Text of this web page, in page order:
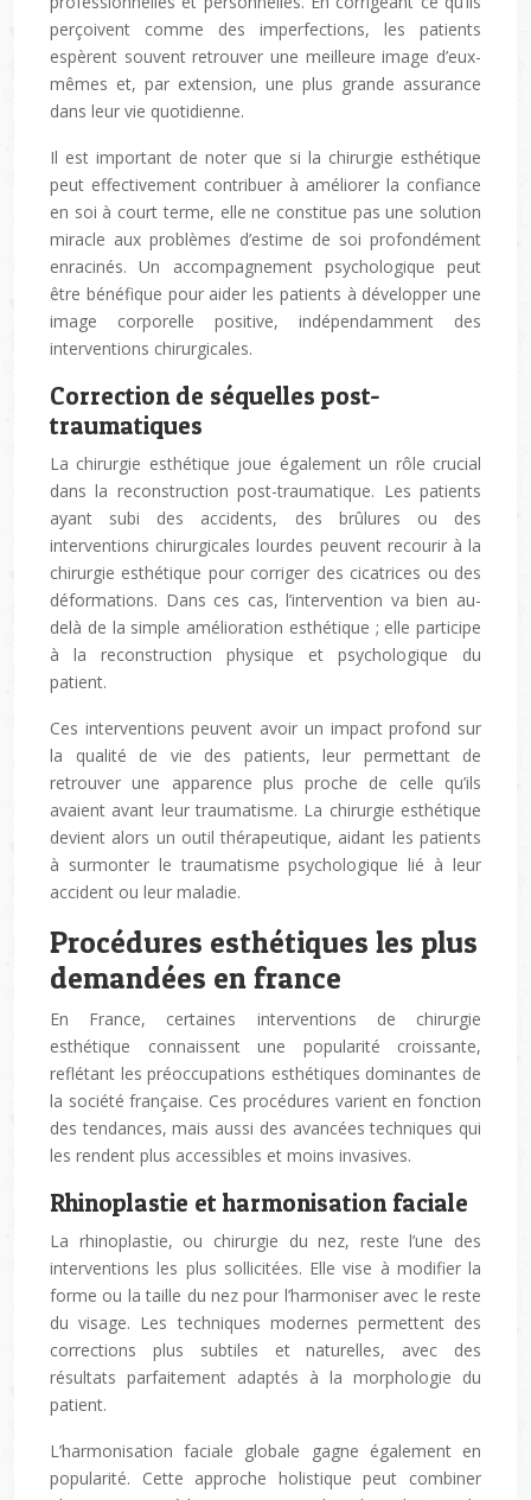
perçoivent comme des imperfections, les patients
espèrent souvent retrouver une meilleure image d’eux-
mêmes et, par extension, une plus grande assurance
dans leur vie quotidienne.
Il est important de noter que si la chirurgie esthétique
peut effectivement contribuer à améliorer la confiance
en soi à court terme, elle ne constitue pas une solution
miracle aux problèmes d’estime de soi profondément
enracinés. Un accompagnement psychologique peut
être bénéfique pour aider les patients à développer une
image corporelle positive, indépendamment des
interventions chirurgicales.
Correction de séquelles post-
traumatiques
La chirurgie esthétique joue également un rôle crucial
dans la reconstruction post-traumatique. Les patients
ayant subi des accidents, des brûlures ou des
interventions chirurgicales lourdes peuvent recourir à la
chirurgie esthétique pour corriger des cicatrices ou des
déformations. Dans ces cas, l’intervention va bien au-
delà de la simple amélioration esthétique ; elle participe
à la reconstruction physique et psychologique du
patient.
Ces interventions peuvent avoir un impact profond sur
la qualité de vie des patients, leur permettant de
retrouver une apparence plus proche de celle qu’ils
avaient avant leur traumatisme. La chirurgie esthétique
devient alors un outil thérapeutique, aidant les patients
à surmonter le traumatisme psychologique lié à leur
accident ou leur maladie.
Procédures esthétiques les plus
demandées en france
En France, certaines interventions de chirurgie
esthétique connaissent une popularité croissante,
reflétant les préoccupations esthétiques dominantes de
la société française. Ces procédures varient en fonction
des tendances, mais aussi des avancées techniques qui
les rendent plus accessibles et moins invasives.
Rhinoplastie et harmonisation faciale
La rhinoplastie, ou chirurgie du nez, reste l’une des
interventions les plus sollicitées. Elle vise à modifier la
forme ou la taille du nez pour l’harmoniser avec le reste
du visage. Les techniques modernes permettent des
corrections plus subtiles et naturelles, avec des
résultats parfaitement adaptés à la morphologie du
patient.
L’harmonisation faciale globale gagne également en
popularité. Cette approche holistique peut combiner